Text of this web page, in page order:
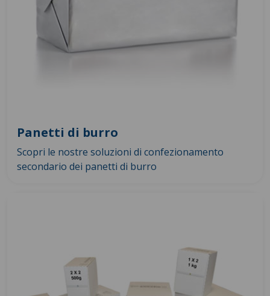
Panetti di burro
Scopri le nostre soluzioni di confezionamento
secondario dei panetti di burro